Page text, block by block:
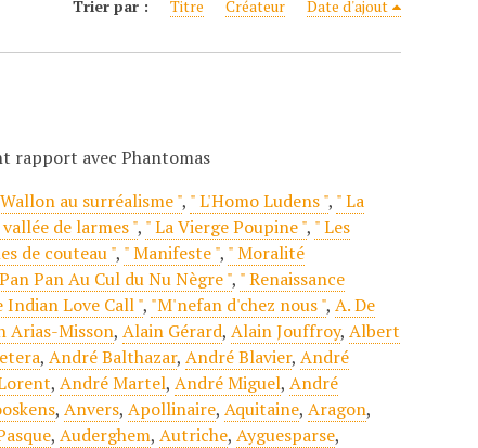
Trier par : Titre Créateur Date d'ajout
rapport avec Phantomas
au surréalisme ", " L'Homo Ludens ", " La
de larmes ", " La Vierge Poupine ", " Les
de couteau ", " Manifeste ", " Moralité
Pan Au Cul du Nu Nègre ", " Renaissance
Indian Love Call ", "M'nefan d'chez nous ",A. De
Arias-Misson,Alain Gérard,Alain Jouffroy,Albert
,André Balthazar,André Blavier,André
,André Martel,André Miguel,André
,Anvers,Apollinaire,Aquitaine,Aragon,
,Auderghem,Autriche,Ayguesparse,